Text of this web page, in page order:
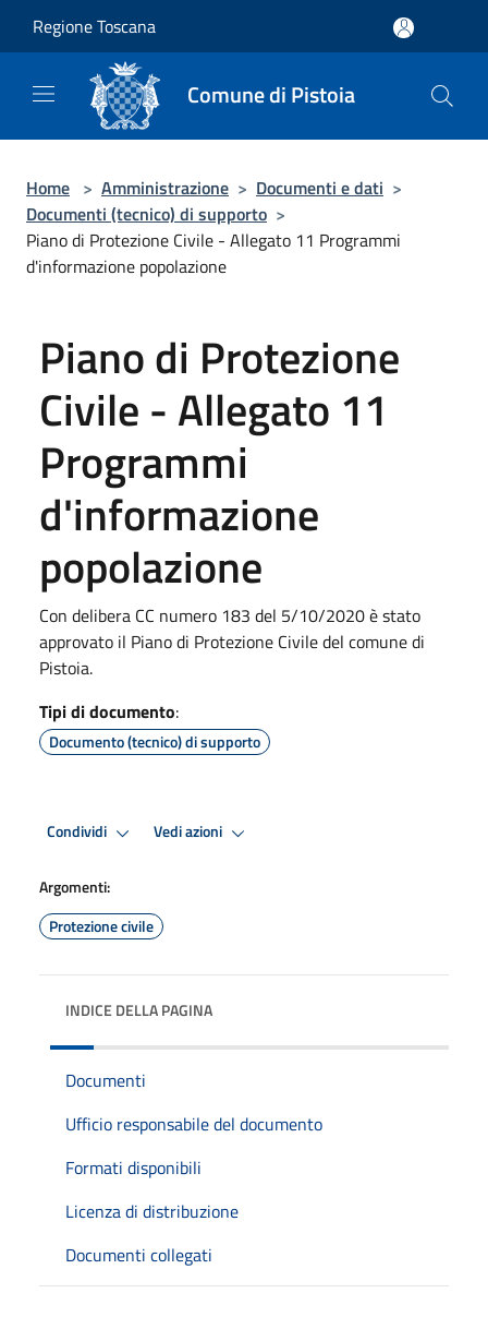
Regione Toscana
Comune di Pistoia
Home > Amministrazione > Documenti e dati >
Documenti (tecnico) di supporto >
Piano di Protezione Civile - Allegato 11 Programmi
d'informazione popolazione
Piano di Protezione
Civile - Allegato 11
Programmi
d'informazione
popolazione
​​​​Con delibera CC numero 183 del 5/10/2020 è stato
approvato il Piano di Protezione Civile del comune di
Pistoia.
Tipi di documento:
Documento (tecnico) di supporto
Condividi Vedi azioni
Argomenti:
Protezione civile
INDICE DELLA PAGINA
Documenti
Ufficio responsabile del documento
Formati disponibili
Licenza di distribuzione
Documenti collegati